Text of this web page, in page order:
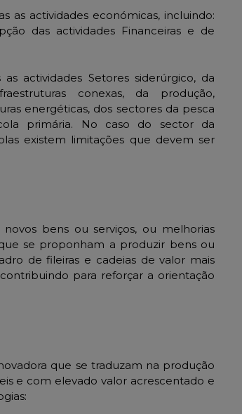
as actividades económicas, incluindo:
das actividades Financeiras e de
actividades Setores siderúrgico, da
conexas, da produção,
energéticas, dos sectores da pesca
primária. No caso do sector da
existem limitações que devem ser
bens ou serviços, ou melhorias
se proponham a produzir bens ou
de fileiras e cadeias de valor mais
para reforçar a orientação
que se traduzam na produção
e com elevado valor acrescentado e